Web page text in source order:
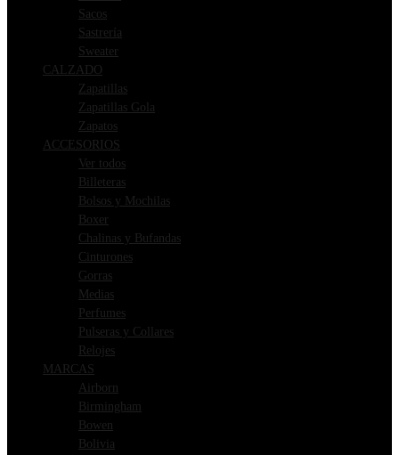
Sacos
Sastrería
Sweater
CALZADO
Zapatillas
Zapatillas Gola
Zapatos
ACCESORIOS
Ver todos
Billeteras
Bolsos y Mochilas
Boxer
Chalinas y Bufandas
Cinturones
Gorras
Medias
Perfumes
Pulseras y Collares
Relojes
MARCAS
Airborn
Birmingham
Bowen
Bolivia